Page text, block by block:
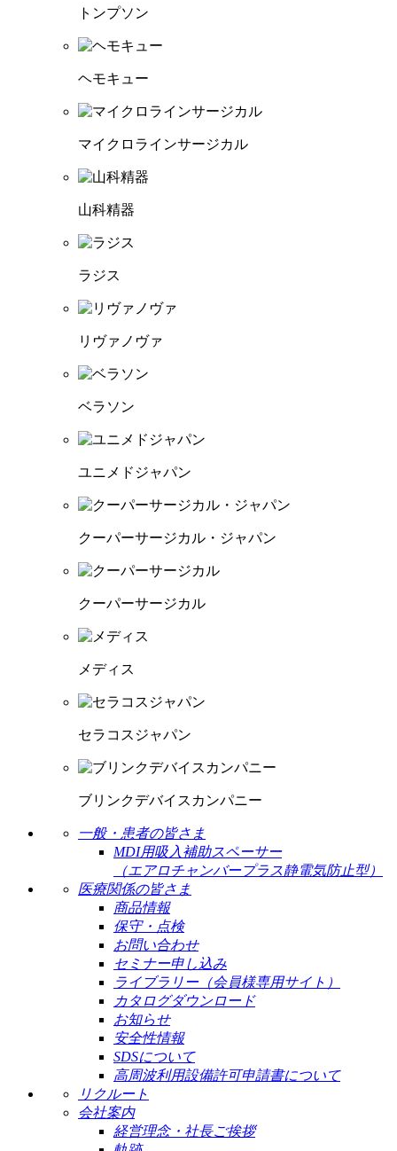
トンプソン
ヘモキュー
マイクロラインサージカル
山科精器
ラジス
リヴァノヴァ
ベラソン
ユニメドジャパン
クーパーサージカル・ジャパン
クーパーサージカル
メディス
セラコスジャパン
ブリンクデバイスカンパニー
一般・患者の皆さま
MDI用吸入補助スペーサー
（エアロチャンバープラス静電気防止型）
医療関係の皆さま
商品情報
保守・点検
お問い合わせ
セミナー申し込み
ライブラリー（会員様専用サイト）
カタログダウンロード
お知らせ
安全性情報
SDSについて
高周波利用設備許可申請書について
リクルート
会社案内
経営理念・社長ご挨拶